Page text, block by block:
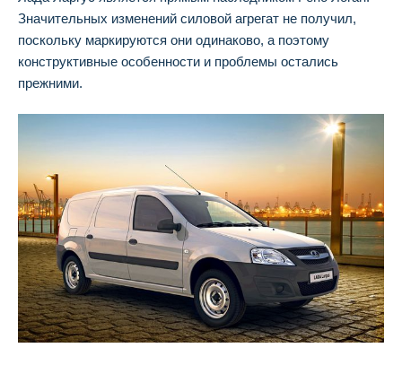
Значительных изменений силовой агрегат не получил,
поскольку маркируются они одинаково, а поэтому
конструктивные особенности и проблемы остались
прежними.